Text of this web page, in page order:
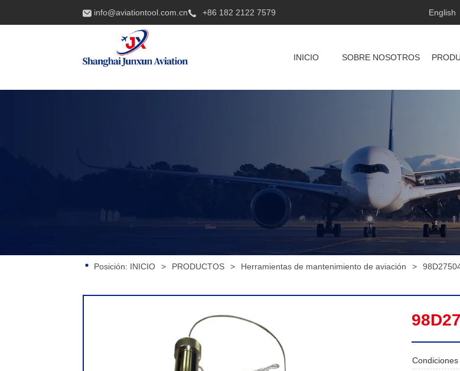
info@aviationtool.com.cn +86 182 2122 7579 English
INICIO SOBRE NOSOTROS
Posición: INICIO > PRODUCTOS > Herramientas de mantenimiento de aviación >